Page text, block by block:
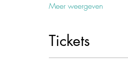
Meer weergeven
Tickets